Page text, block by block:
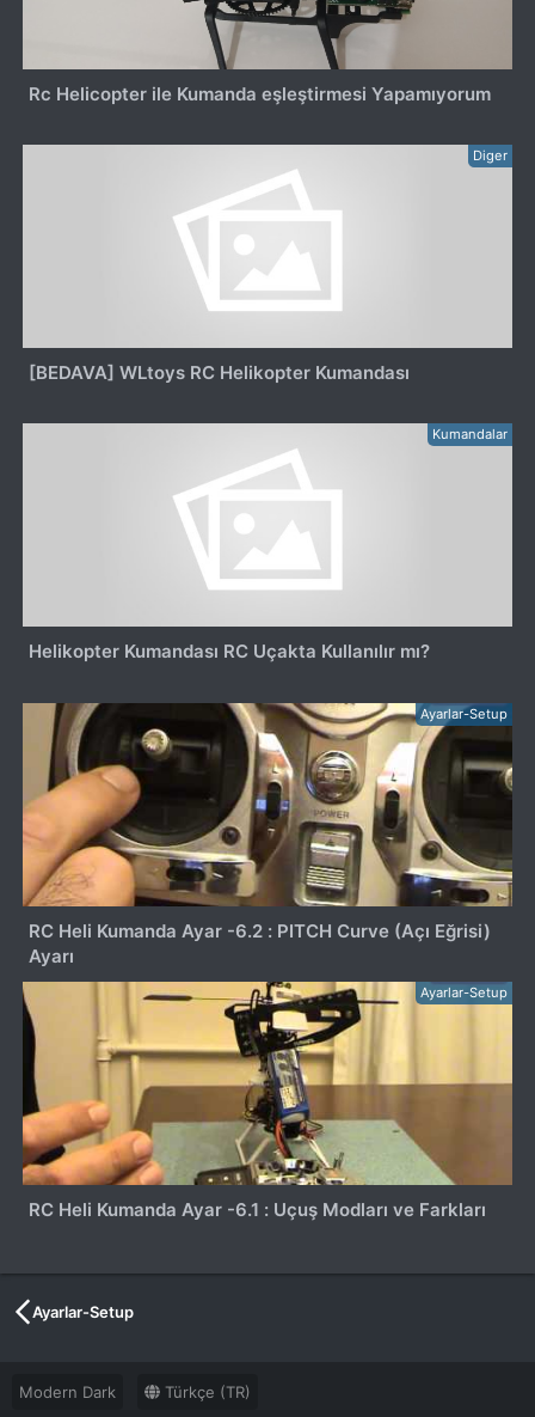
Rc Helicopter ile Kumanda eşleştirmesi Yapamıyorum
Diger
[BEDAVA] WLtoys RC Helikopter Kumandası
Kumandalar
Helikopter Kumandası RC Uçakta Kullanılır mı?
Ayarlar-Setup
RC Heli Kumanda Ayar -6.2 : PITCH Curve (Açı Eğrisi)
Ayarı
Ayarlar-Setup
RC Heli Kumanda Ayar -6.1 : Uçuş Modları ve Farkları
Ayarlar-Setup
Modern Dark Türkçe (TR)